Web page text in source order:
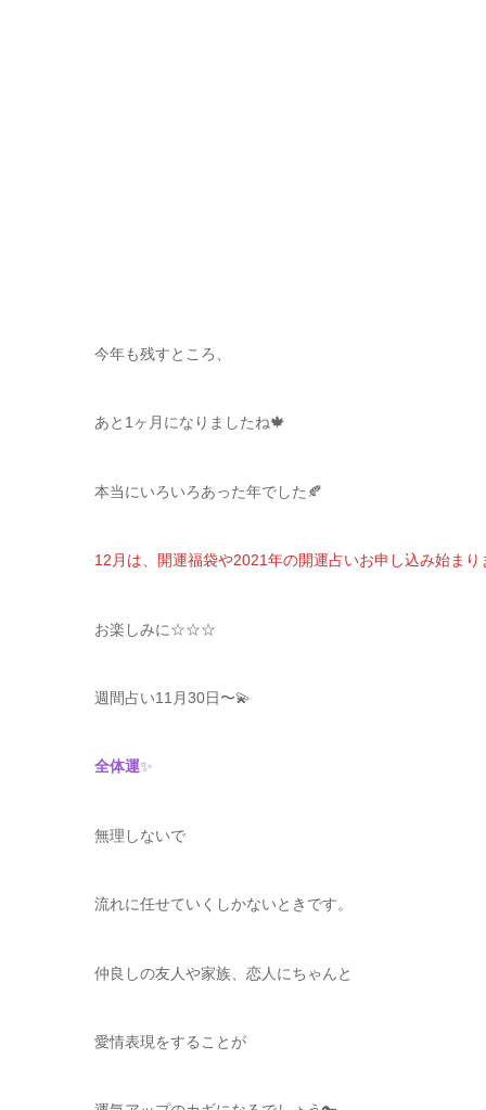
今年も残すところ、
あと1ヶ月になりましたね🍁
本当にいろいろあった年でした🍂
12月は、開運福袋や2021年の開運占いお申し込み始まり
お楽しみに☆☆☆
週間占い11月30日〜💫
全体運✨
無理しないで
流れに任せていくしかないときです。
仲良しの友人や家族、恋人にちゃんと
愛情表現をすることが